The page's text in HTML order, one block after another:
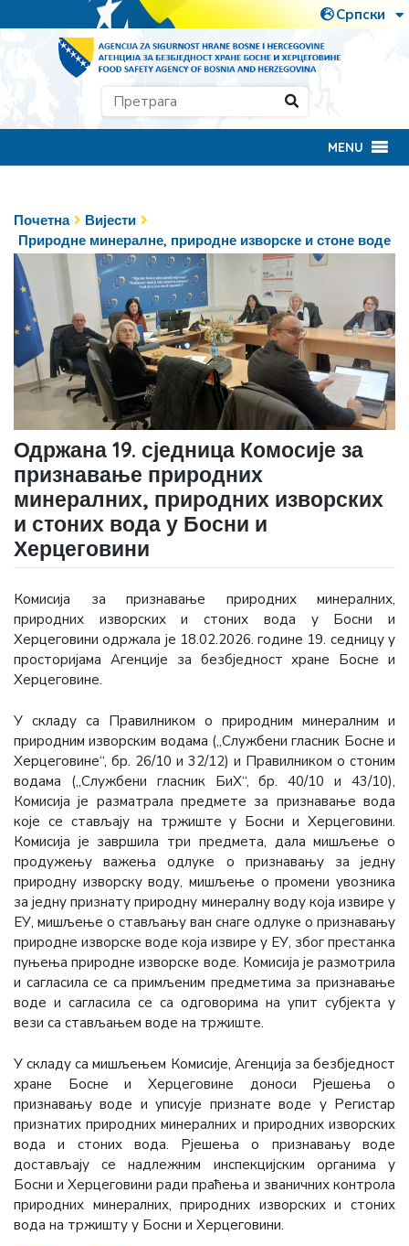
MENU
Почетна
Вијести
Природне минералне, природне изворске и стоне воде
Одржана 19. сједница Комосије за
признавање природних
минералних, природних изворских
и стоних вода у Босни и
Херцеговини
Комисија за признавање природних минералних,
природних изворских и стоних вода у Босни и
Херцеговини одржала је 18.02.2026. године 19. седницу у
просторијама Агенције за безбjедност хране Босне и
Херцеговине.
У складу са Правилником о природним минералним и
природним изворским водама („Службени гласник Босне и
Херцеговине“, бр. 26/10 и 32/12) и Правилником о стоним
водама („Службени гласник БиХ“, бр. 40/10 и 43/10),
Комисија је разматрала предмете за признавање вода
које се стављају на тржиште у Босни и Херцеговини.
Комисија је завршила три предмета, дала мишљење о
продужењу важења одлуке о признавању за једну
природну изворску воду, мишљење о промени увозника
за једну признату природну минералну воду која извире у
ЕУ, мишљење о стављању ван снаге одлуке о признавању
природне изворске воде која извире у ЕУ, због престанка
пуњења природне изворске воде. Комисија је размотрила
и сагласила се са примљеним предметима за признавање
воде и сагласила се са одговорима на упит субјекта у
вези са стављањем воде на тржиште.
У складу са мишљењем Комисије, Агенција за безбједност
хране Босне и Херцеговине доноси Рјешења о
признавању воде и уписује признате воде у Регистар
признатих природних минералних и природних изворских
вода и стоних вода. Рјешења о признавању воде
достављају се надлежним инспекцијским органима у
Босни и Херцеговини ради праћења и званичних контрола
природних минералних, природних изворских и стоних
вода на тржишту у Босни и Херцеговини.